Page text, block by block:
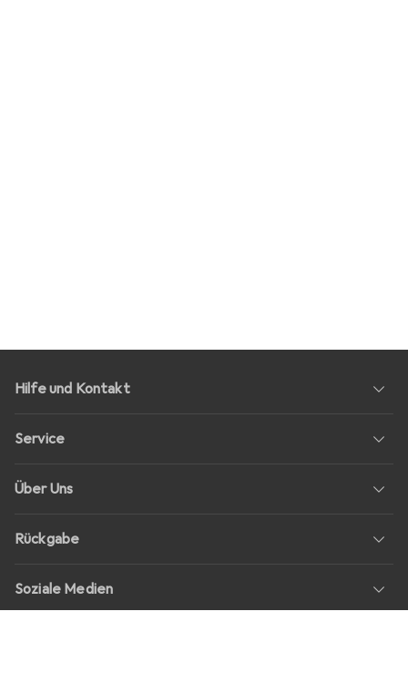
Hilfe und Kontakt
Service
Über Uns
Rückgabe
Soziale Medien